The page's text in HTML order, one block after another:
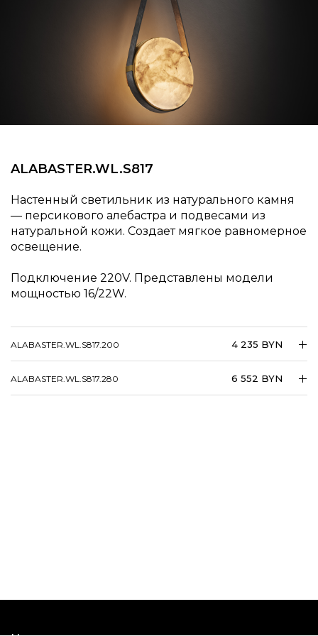
ALABASTER.​​WL.​​S817
Настенный светильник из натурального камня
— персикового алебастра и подвесами из
натуральной кожи. Создает мягкое равномерное
освещение.
Подключение 220V. Представлены модели
мощностью 16/22W.
ALABASTER.​​WL.​​S817.200 4 235 BYN
ALABASTER.​​WL.​​S817.280 6 552 BYN